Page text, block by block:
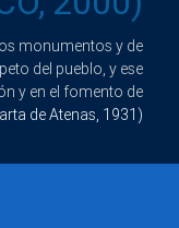
monumentos y de
del pueblo, y ese
y en el fomento de
de Atenas, 1931)